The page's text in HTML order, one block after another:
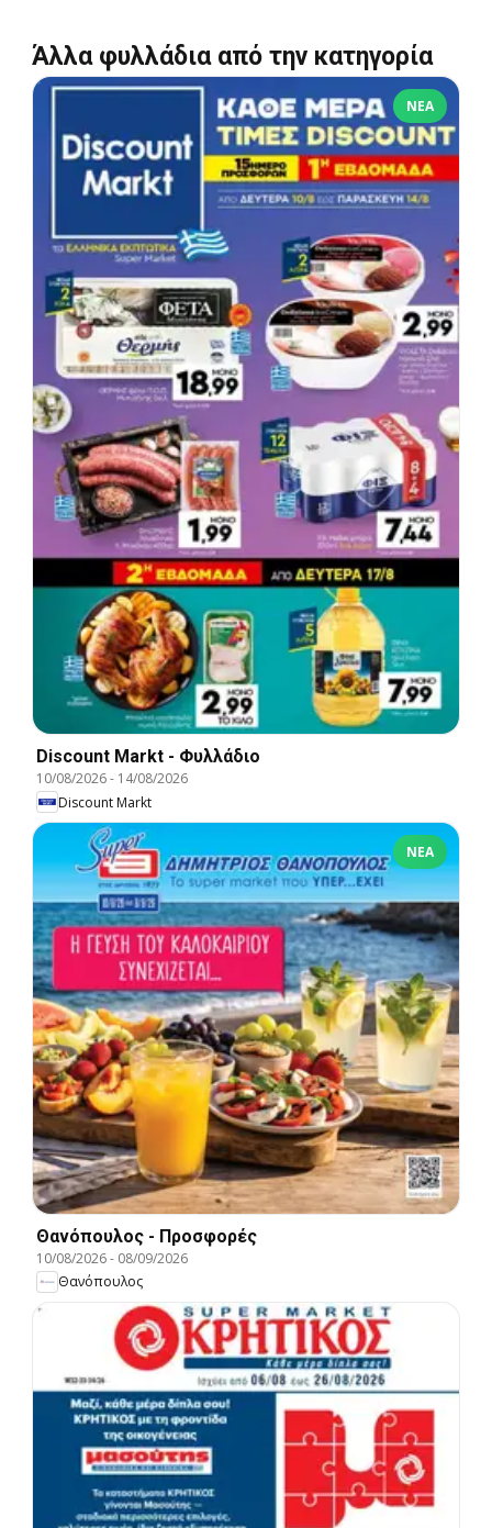
Άλλα φυλλάδια από την κατηγορία
ΝΈΑ
Discount Markt - Φυλλάδιο
10/08/2026- 14/08/2026
Discount Markt
ΝΈΑ
Θανόπουλος - Προσφορές
10/08/2026- 08/09/2026
Θανόπουλος